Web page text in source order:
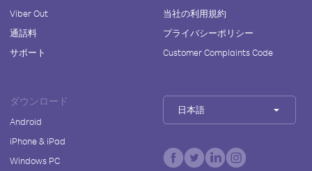
Viber Out
通話料
サポート
当社の利用規約
プライバシーポリシー
Customer Complaints Code
ダウンロード
Android
iPhone & iPad
Windows PC
日本語